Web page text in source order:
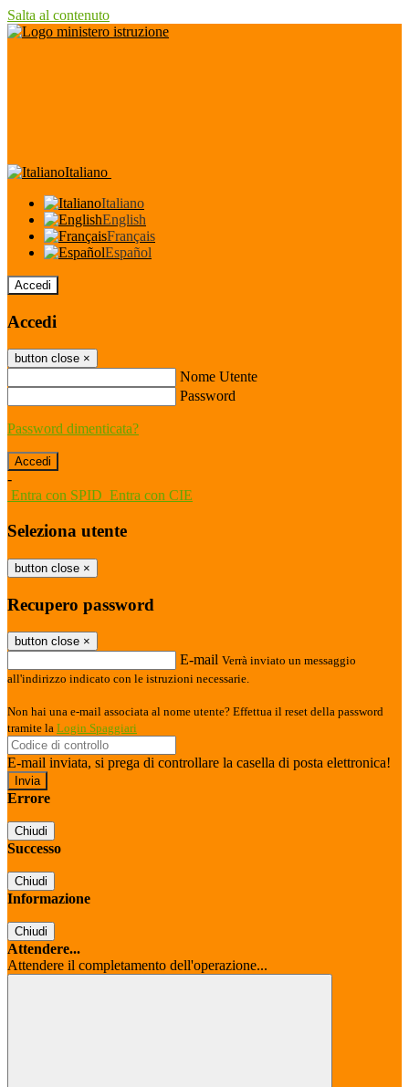
Salta al contenuto
Italiano
Italiano
English
Français
Español
Accedi
Accedi
button close ×
Nome Utente
Password
Password dimenticata?
-
Entra con SPID Entra con CIE
Seleziona utente
button close ×
Recupero password
button close ×
E-mail Verrà inviato un messaggio
all'indirizzo indicato con le istruzioni necessarie.
Non hai una e-mail associata al nome utente? Effettua il reset della password
tramite la Login Spaggiari
E-mail inviata, si prega di controllare la casella di posta elettronica!
Errore
Chiudi
Successo
Chiudi
Informazione
Chiudi
Attendere...
Attendere il completamento dell'operazione...